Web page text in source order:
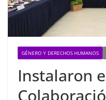
GÉNERO Y DERECHOS HUMANOS
Instalaron